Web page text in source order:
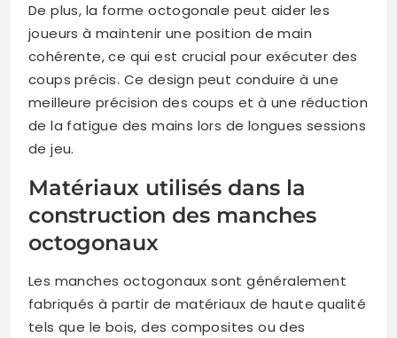
De plus, la forme octogonale peut aider les
joueurs à maintenir une position de main
cohérente, ce qui est crucial pour exécuter des
coups précis. Ce design peut conduire à une
meilleure précision des coups et à une réduction
de la fatigue des mains lors de longues sessions
de jeu.
Matériaux utilisés dans la
construction des manches
octogonaux
Les manches octogonaux sont généralement
fabriqués à partir de matériaux de haute qualité
tels que le bois, des composites ou des